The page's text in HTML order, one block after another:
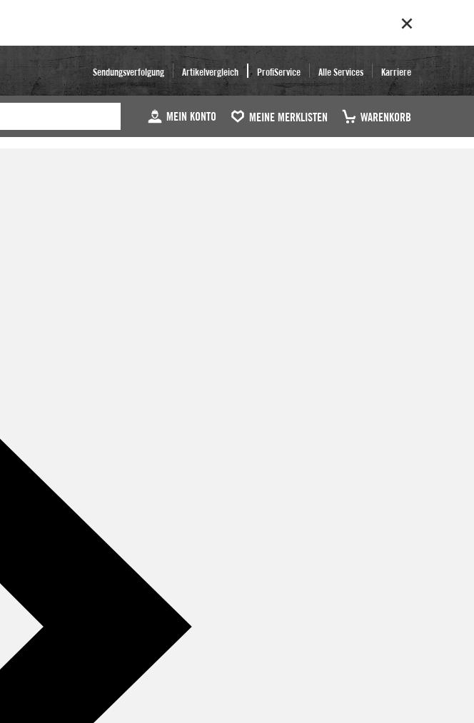
Sendungsverfolgung Artikelvergleich ProfiService Alle Services Karriere
MEIN KONTO MEINE MERKLISTEN WARENKORB